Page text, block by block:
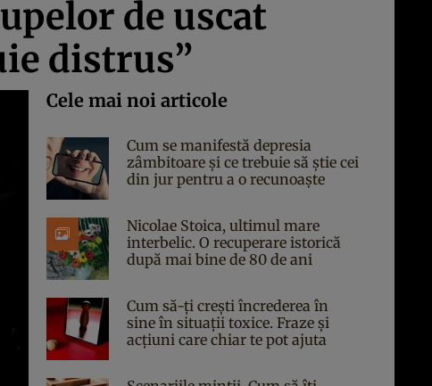
de uscat
distrus”
Cele mai noi articole
Cum se manifestă depresia
zâmbitoare și ce trebuie să știe cei
din jur pentru a o recunoaște
Nicolae Stoica, ultimul mare
interbelic. O recuperare istorică
după mai bine de 80 de ani
Cum să-ți crești încrederea în
sine în situații toxice. Fraze și
acțiuni care chiar te pot ajuta